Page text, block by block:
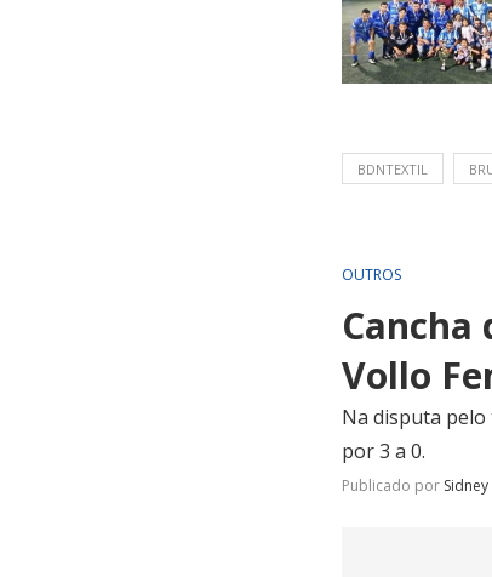
BDNTEXTIL
OUTROS
Cancha
Vollo
Na disputa pelo
por 3 a 0.
Publicado por Sidney